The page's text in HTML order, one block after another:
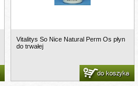
Vitalitys So Nice Natural Perm Os płyn
do trwałej
do koszyka